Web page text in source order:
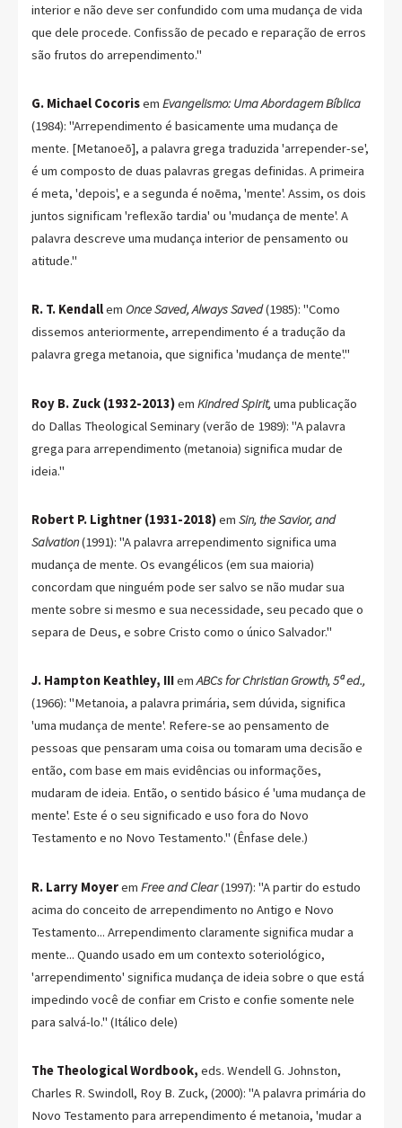
interior e não deve ser confundido com uma mudança de vida
que dele procede. Confissão de pecado e reparação de erros
são frutos do arrependimento."
G. Michael Cocorisem Evangelismo: Uma Abordagem Bíblica
(1984): "Arrependimento é basicamente uma mudança de
mente. [Metanoeō], a palavra grega traduzida 'arrepender-se',
é um composto de duas palavras gregas definidas. A primeira
é meta, 'depois', e a segunda é noēma, 'mente'. Assim, os dois
juntos significam 'reflexão tardia' ou 'mudança de mente'. A
palavra descreve uma mudança interior de pensamento ou
atitude."
R. T. Kendallem Once Saved, Always Saved(1985): "Como
dissemos anteriormente, arrependimento é a tradução da
palavra grega metanoia, que significa 'mudança de mente'."
Roy B. Zuck (1932-2013)em Kindred Spirit, uma publicação
do Dallas Theological Seminary (verão de 1989): "A palavra
grega para arrependimento (metanoia) significa mudar de
ideia."
Robert P. Lightner (1931-2018)em Sin, the Savior, and
Salvation(1991): "A palavra arrependimento significa uma
mudança de mente. Os evangélicos (em sua maioria)
concordam que ninguém pode ser salvo se não mudar sua
mente sobre si mesmo e sua necessidade, seu pecado que o
separa de Deus, e sobre Cristo como o único Salvador."
J. Hampton Keathley, IIIemABCs for Christian Growth, 5ª ed.,
(1966): "Metanoia, a palavra primária, sem dúvida, significa
'uma mudança de mente'. Refere-se ao pensamento de
pessoas que pensaram uma coisa ou tomaram uma decisão e
então, com base em mais evidências ou informações,
mudaram de ideia. Então, o sentido básico é 'uma mudança de
mente'. Este é o seu significado e uso fora do Novo
Testamento e no Novo Testamento." (Ênfase dele.)
R. Larry Moyerem Free and Clear(1997): "A partir do estudo
acima do conceito de arrependimento no Antigo e Novo
Testamento... Arrependimento claramente significa mudar a
mente... Quando usado em um contexto soteriológico,
'arrependimento' significa mudança de ideia sobre o que está
impedindo você de confiar em Cristo e confie somente nele
para salvá-lo." (Itálico dele)
The Theological Wordbook, eds. Wendell G. Johnston,
Charles R. Swindoll, Roy B. Zuck, (2000): "A palavra primária do
Novo Testamento para arrependimento é metanoia, 'mudar a